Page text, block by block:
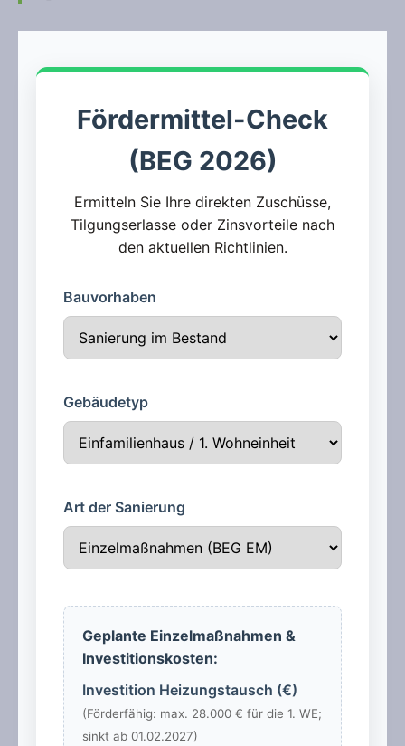
Fördermittel-Check
(BEG 2026)
Ermitteln Sie Ihre direkten Zuschüsse,
Tilgungserlasse oder Zinsvorteile nach
den aktuellen Richtlinien.
Bauvorhaben
Gebäudetyp
Art der Sanierung
Geplante Einzelmaßnahmen &
Investitionskosten:
Investition Heizungstausch (€)
(Förderfähig: max. 28.000 € für die 1. WE;
sinkt ab 01.02.2027)